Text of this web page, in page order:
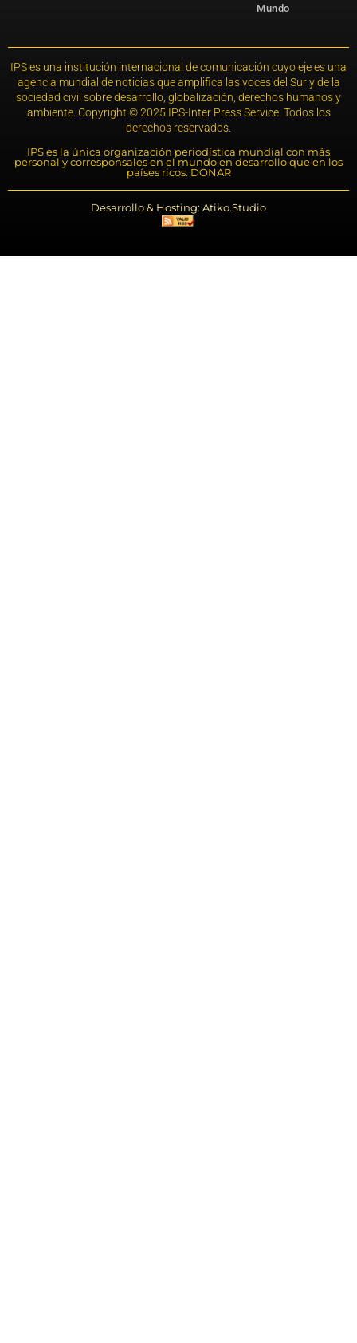
Mundo
IPS es una institución internacional de comunicación cuyo eje es una
agencia mundial de noticias que amplifica las voces del Sur y de la
sociedad civil sobre desarrollo, globalización, derechos humanos y
ambiente. Copyright © 2025 IPS-Inter Press Service. Todos los
derechos reservados.
IPS es la única organización periodística mundial con más
personal y corresponsales en el mundo en desarrollo que en los
países ricos. DONAR
Desarrollo & Hosting: Atiko.Studio